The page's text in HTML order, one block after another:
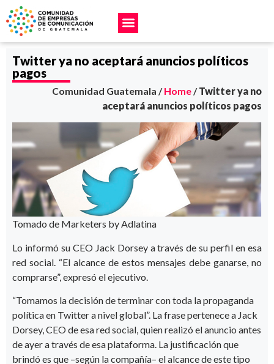
Twitter ya no aceptará anuncios políticos
pagos
Comunidad Guatemala /Home/Twitter ya no
aceptará anuncios políticos pagos
Tomado de Marketers by Adlatina
Lo informó su CEO Jack Dorsey a través de su perfil en esa
red social. “El alcance de estos mensajes debe ganarse, no
comprarse”, expresó el ejecutivo.
“Tomamos la decisión de terminar con toda la propaganda
política en Twitter a nivel global”. La frase pertenece a Jack
Dorsey, CEO de esa red social, quien realizó el anuncio antes
de ayer a través de esa plataforma. La justificación que
brindó es que –según la compañía– el alcance de este tipo